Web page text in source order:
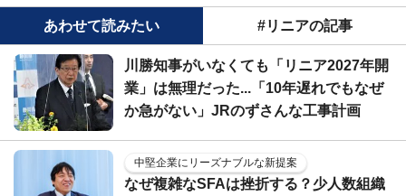
あわせて読みたい #リニアの記事
川勝知事がいなくても「リニア2027年開
業」は無理だった...「10年遅れでもなぜ
か急がない」JRのずさんな工事計画
中堅企業にリーズナブルな新提案
なぜ複雑なSFAは挫折する？少人数組織